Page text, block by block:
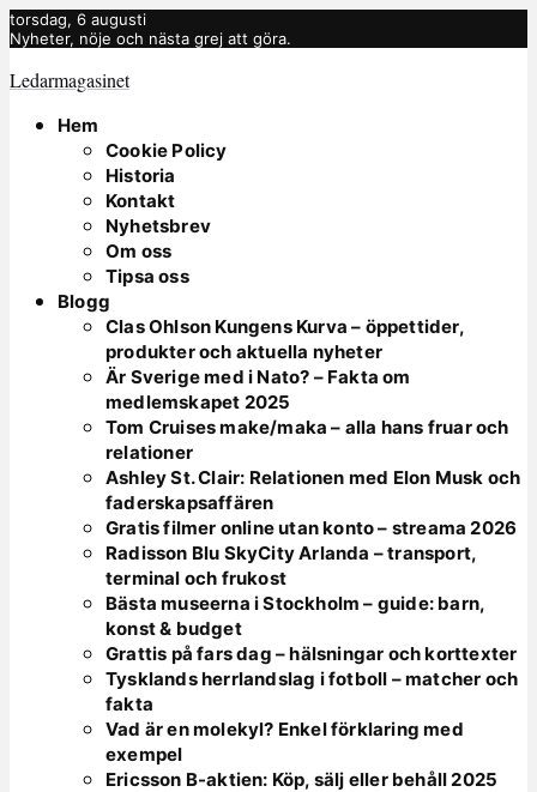
torsdag, 6 augusti
Nyheter, nöje och nästa grej att göra.
Ledarmagasinet
Hem
Cookie Policy
Historia
Kontakt
Nyhetsbrev
Om oss
Tipsa oss
Blogg
Clas Ohlson Kungens Kurva – öppettider,
produkter och aktuella nyheter
Är Sverige med i Nato? – Fakta om
medlemskapet 2025
Tom Cruises make/maka – alla hans fruar och
relationer
Ashley St. Clair: Relationen med Elon Musk och
faderskapsaffären
Gratis filmer online utan konto – streama 2026
Radisson Blu SkyCity Arlanda – transport,
terminal och frukost
Bästa museerna i Stockholm – guide: barn,
konst & budget
Grattis på fars dag – hälsningar och korttexter
Tysklands herrlandslag i fotboll – matcher och
fakta
Vad är en molekyl? Enkel förklaring med
exempel
Ericsson B-aktien: Köp, sälj eller behåll 2025